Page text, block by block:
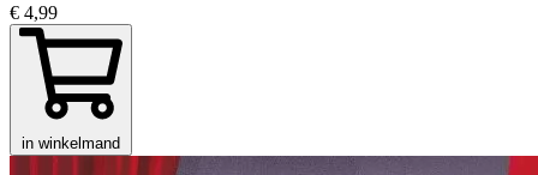
€ 4,99
in winkelmand